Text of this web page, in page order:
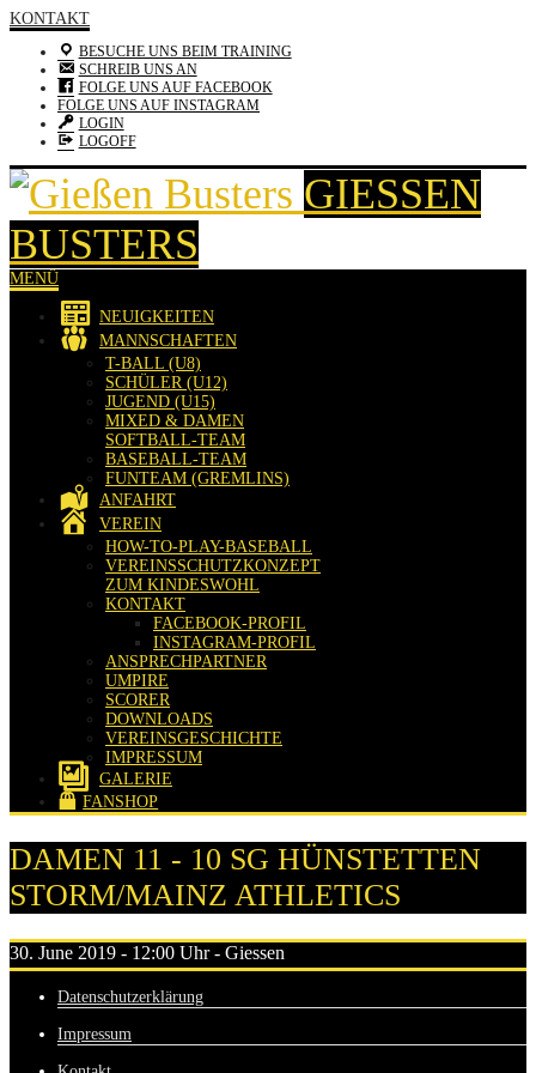
KONTAKT
BESUCHE UNS BEIM TRAINING
SCHREIB UNS AN
FOLGE UNS AUF FACEBOOK
FOLGE UNS AUF INSTAGRAM
LOGIN
LOGOFF
GIESSEN B
USTERS
MENÜ
NEUIGKEITEN
MANNSCHAFTEN
T-BALL (U8)
SCHÜLER (U12)
JUGEND (U15)
MIXED & DAMEN
SOFTBALL-TEAM
BASEBALL-TEAM
FUNTEAM (GREMLINS)
ANFAHRT
VEREIN
HOW-TO-PLAY-BASEBALL
VEREINSSCHUTZKONZEPT
ZUM KINDESWOHL
KONTAKT
FACEBOOK-PROFIL
INSTAGRAM-PROFIL
ANSPRECHPARTNER
UMPIRE
SCORER
DOWNLOADS
VEREINSGESCHICHTE
IMPRESSUM
GALERIE
FANSHOP
DAMEN 11 - 10 SG HÜNSTETTEN
STORM/MAINZ ATHLETICS
30. June 2019 - 12:00 Uhr - Giessen
Datenschutzerklärung
Impressum